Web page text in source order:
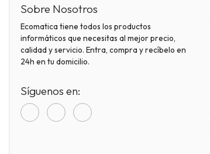
Sobre Nosotros
Ecomatica tiene todos los productos
informáticos que necesitas al mejor precio,
calidad y servicio. Entra, compra y recíbelo en
24h en tu domicilio.
Síguenos en: